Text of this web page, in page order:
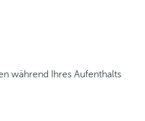
während Ihres Aufenthalts